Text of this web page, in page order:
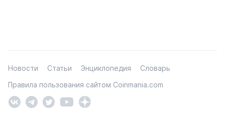
Новости Статьи Энциклопедия
Словарь
Правила пользования сайтом Coinmania.com